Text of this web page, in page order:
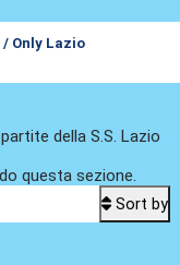
Only Lazio
della S.S. Lazio
questa sezione.
Sort by